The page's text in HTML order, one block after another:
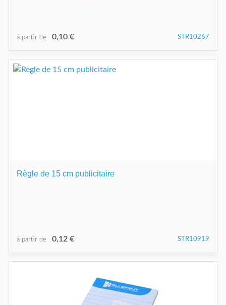
à partir de 0,10 € STR10267
Règle de 15 cm publicitaire
à partir de 0,12 € STR10919